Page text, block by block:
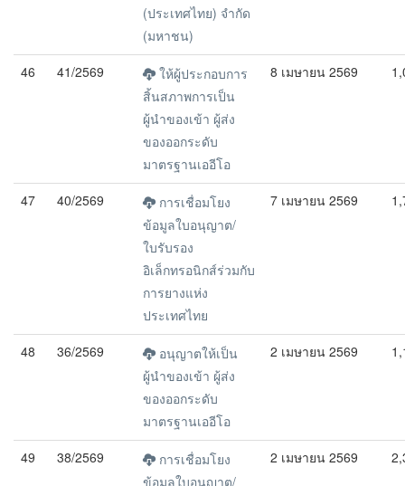
(ประเทศไทย) จำกัด
(มหาชน)
46 41/2569
ให้ผู้ประกอบการ
สิ้นสภาพการเป็น
ผู้นำของเข้า ผู้ส่ง
ของออกระดับ
มาตรฐานเออีโอ
8 เมษายน 2569
47 40/2569
การเชื่อมโยง
ข้อมูลใบอนุญาต/
ใบรับรอง
อิเล็กทรอนิกส์ร่วมกับ
การยางแห่ง
ประเทศไทย
7 เมษายน 2569
48 36/2569
อนุญาตให้เป็น
ผู้นำของเข้า ผู้ส่ง
ของออกระดับ
มาตรฐานเออีโอ
2 เมษายน 2569
49 38/2569
การเชื่อมโยง
ข้อมูลใบอนุญาต/
2 เมษายน 2569